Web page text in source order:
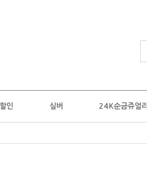
인 실버 24K순금쥬얼리